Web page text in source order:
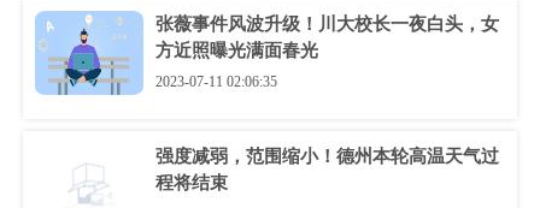
张薇事件风波升级！川大校长一夜白头，女
方近照曝光满面春光
2023-07-11 02:06:35
强度减弱，范围缩小！德州本轮高温天气过
程将结束